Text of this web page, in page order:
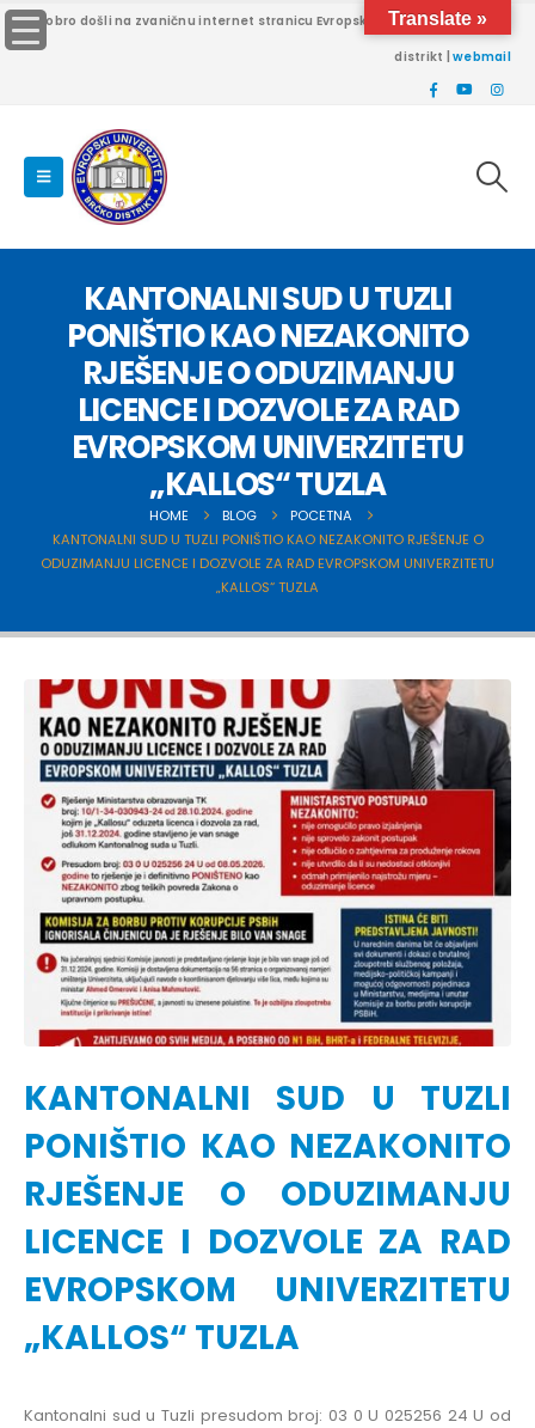
Dobro došli na zvaničnu internet stranicu Evropskog univerziteta Brčko
distrikt |webmail
KANTONALNI SUD U TUZLI
PONIŠTIO KAO NEZAKONITO
RJEŠENJE O ODUZIMANJU
LICENCE I DOZVOLE ZA RAD
EVROPSKOM UNIVERZITETU
„KALLOS“ TUZLA
HOME BLOG
POCETNA
KANTONALNI SUD U TUZLI PONIŠTIO KAO NEZAKONITO RJEŠENJE O
ODUZIMANJU LICENCE I DOZVOLE ZA RAD EVROPSKOM UNIVERZITETU
„KALLOS“ TUZLA
KANTONALNI SUD U TUZLI
PONIŠTIO KAO NEZAKONITO
RJEŠENJE O ODUZIMANJU
LICENCE I DOZVOLE ZA RAD
EVROPSKOM UNIVERZITETU
„KALLOS“ TUZLA
Kantonalni sud u Tuzli presudom broj: 03 0 U 025256 24 U od
Translate »